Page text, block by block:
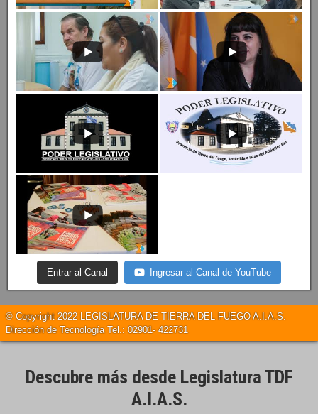
Entrar al Canal Ingresar al Canal de YouTube
© Copyright 2022 LEGISLATURA DE TIERRA DEL FUEGO A.I.A.S.
Dirección de Tecnología Tel.: 02901- 422731
Descubre más desde Legislatura TDF
A.I.A.S.